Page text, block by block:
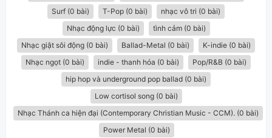
Surf (0 bài)
T-Pop (0 bài)
nhạc vô tri (0 bài)
Nhạc động lực (0 bài)
tình cảm (0 bài)
Nhạc giật sôi động (0 bài)
Ballad-Metal (0 bài)
K-indie (0 bài)
Nhạc ngọt (0 bài)
indie - thanh hóa (0 bài)
Pop/R&B (0 bài)
hip hop và underground pop ballad (0 bài)
Low cortisol song (0 bài)
Nhạc Thánh ca hiện đại (Contemporary Christian Music - CCM). (0 bài)
Power Metal (0 bài)